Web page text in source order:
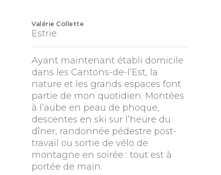
Valérie Collette
Estrie
Ayant maintenant établi domicile
dans les Cantons-de-l’Est, la
nature et les grands espaces font
partie de mon quotidien. Montées
à l’aube en peau de phoque,
descentes en ski sur l’heure du
dîner, randonnée pédestre post-
travail ou sortie de vélo de
montagne en soirée : tout est à
portée de main.